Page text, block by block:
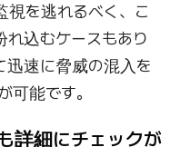
視を逃れるべく、こ
れ込むケースもあり
迅速に脅威の混入を
可能です。
詳細にチェックが